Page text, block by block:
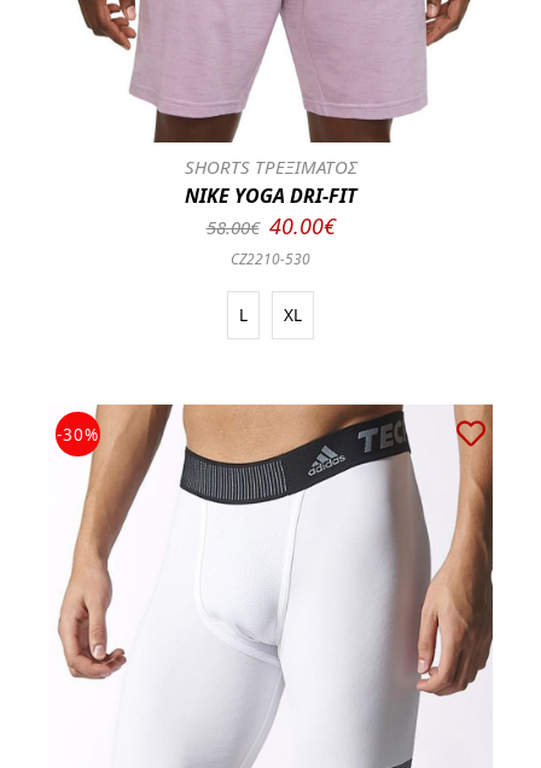
SHORTS ΤΡΕΞΙΜΑΤΟΣ
NIKE YOGA DRI-FIT
58.00€ 40.00€
CZ2210-530
L XL
-30%